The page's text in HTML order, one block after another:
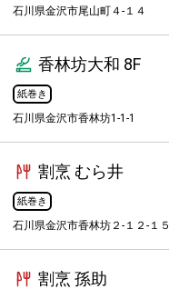
石川県金沢市尾山町４-１４
香林坊大和 8F
紙巻き
石川県金沢市香林坊1-1-1
割烹 むら井
紙巻き
石川県金沢市香林坊２-１２-１５
割烹 孫助